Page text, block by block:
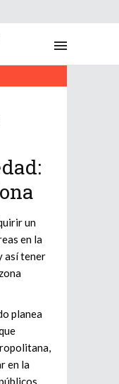
un
en la
así tener
planea
en la